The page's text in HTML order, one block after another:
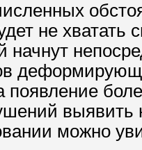
не
начнут
появление
выявить
можно